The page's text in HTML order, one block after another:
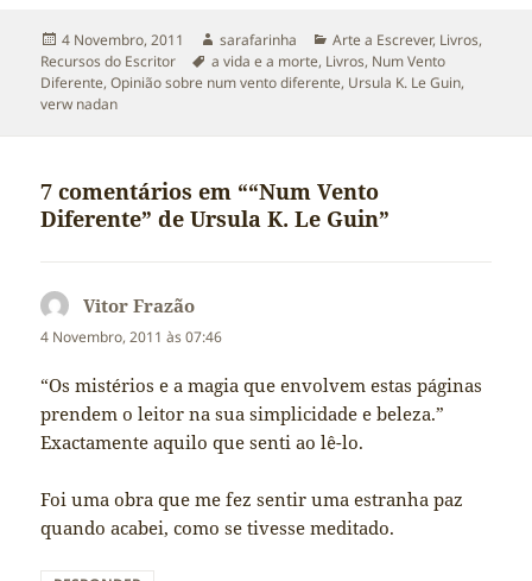
Publicado
a
4 Novembro, 2011 Autor
sarafarinha Categorias
Arte a Escrever, Livros,
Recursos do Escritor
Etiquetas
a vida e a morte, Livros, Num Vento
Diferente,Opinião sobre num vento diferente, Ursula K. Le Guin,
verw nadan
7 comentários em ““Num Vento
Diferente” de Ursula K. Le Guin”
Vitor Frazão
4 Novembro, 2011 às 07:46
“Os mistérios e a magia que envolvem estas páginas
prendem o leitor na sua simplicidade e beleza.”
Exactamente aquilo que senti ao lê-lo.
Foi uma obra que me fez sentir uma estranha paz
quando acabei, como se tivesse meditado.